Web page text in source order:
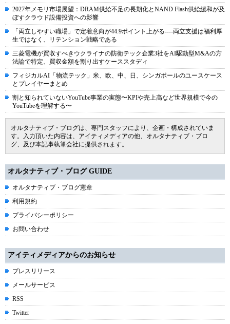
2027年メモリ市場展望：DRAM供給不足の長期化とNAND Flash供給緩和が及
ぼすクラウド設備投資への影響
「両立しやすい職場」で定着意向が44.9ポイント上がる----両立支援は福利厚
生ではなく、リテンション戦略である
三菱電機が買収すべきウクライナの防衛テック企業3社をAI駆動型M&Aの方
法論で特定、買収金額を割り出すケーススタディ
フィジカルAI「物流テック」米、欧、中、日、シンガポールのユースケース
とプレイヤーまとめ
割と知られていないYouTube事業の実態〜KPIや売上高など世界規模で今の
YouTubeを理解する〜
オルタナティブ・ブログは、専門スタッフにより、企画・構成されていま
す。入力頂いた内容は、アイティメディアの他、オルタナティブ・ブロ
グ、及び本記事執筆会社に提供されます。
オルタナティブ・ブログ GUIDE
オルタナティブ・ブログ憲章
利用規約
プライバシーポリシー
お問い合わせ
アイティメディアからのお知らせ
プレスリリース
メールサービス
RSS
Twitter